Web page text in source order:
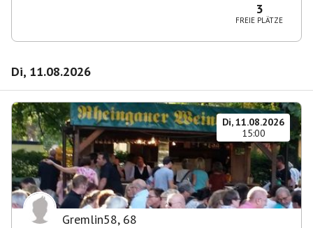
3
FREIE PLÄTZE
Di, 11.08.2026
Di, 11.08.2026
15:00
Gremlin58, 68